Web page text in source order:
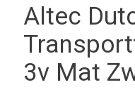
Altec
3v Mat